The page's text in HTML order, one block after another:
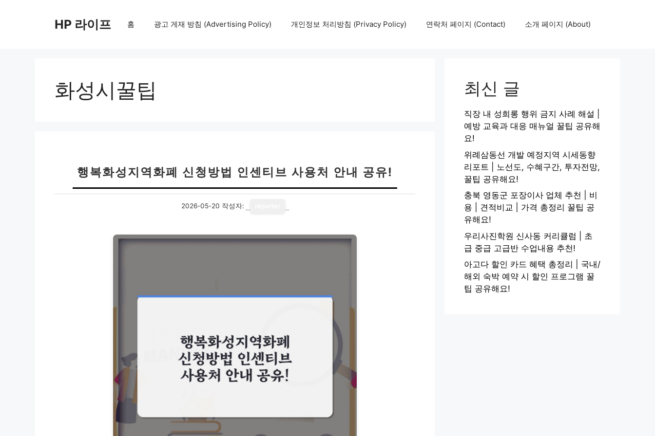
HP 라이프 홈 광고 게재 방침 (Advertising Policy) 개인정보 처리방침 (Privacy Policy) 연락처 페이지 (Contact) 소개 페이지 (About)
화성시꿀팁
행복화성지역화폐 신청방법 인센티브 사용처 안내 공유!
2026-05-20 작성자:
최신 글
직장 내 성희롱 행위 금지 사례 해설 |
예방 교육과 대응 매뉴얼 꿀팁 공유해
요!
위례삼동선 개발 예정지역 시세동향
리포트 | 노선도, 수혜구간, 투자전망,
꿀팁 공유해요!
충북 영동군 포장이사 업체 추천 | 비
용 | 견적비교 | 가격 총정리 꿀팁 공
유해요!
우리사진학원 신사동 커리큘럼 | 초
급 중급 고급반 수업내용 추천!
아고다 할인 카드 혜택 총정리 | 국내/
해외 숙박 예약 시 할인 프로그램 꿀
팁 공유해요!